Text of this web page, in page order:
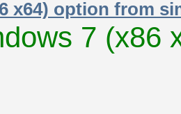
x64) option from
7 (x86